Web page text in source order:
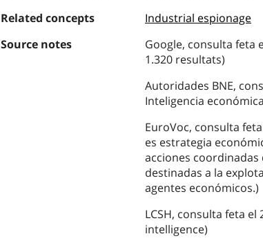
Related concepts
Industrial espionage
Source notes
Google, consulta feta
1.320 resultats)
Autoridades BNE,
Inteligencia
EuroVoc, consulta
es estrategia
acciones
destinadas a la
agentes económicos.)
LCSH, consulta feta
intelligence)